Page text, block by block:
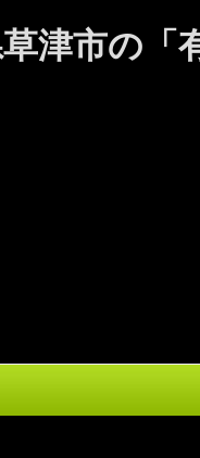
津市の「